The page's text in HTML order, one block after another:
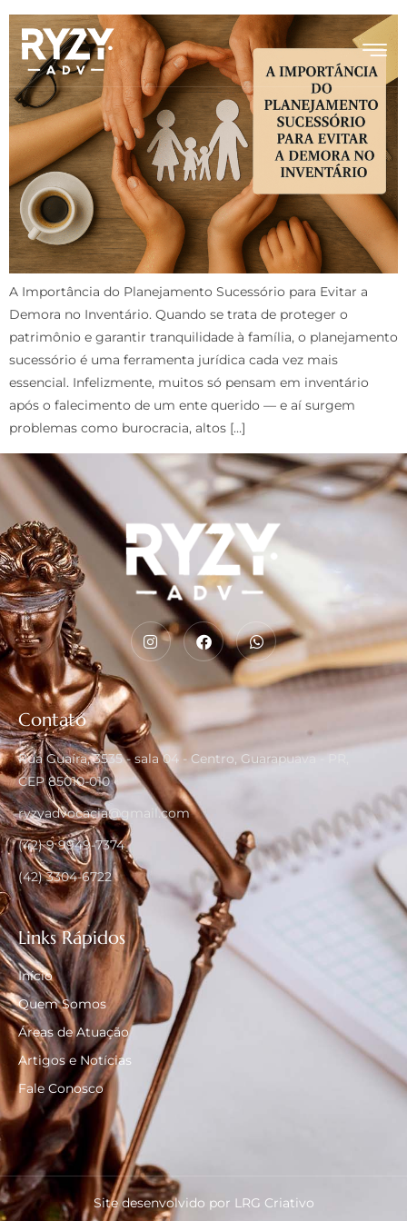
A Importância do Planejamento Sucessório para Evitar a
Demora no Inventário. Quando se trata de proteger o
patrimônio e garantir tranquilidade à família, o planejamento
sucessório é uma ferramenta jurídica cada vez mais
essencial. Infelizmente, muitos só pensam em inventário
após o falecimento de um ente querido — e aí surgem
problemas como burocracia, altos […]
Contato
Rua Guaíra, 3535 - sala 04 - Centro, Guarapuava - PR,
CEP 85010-010
ryzyadvocacia@gmail.com
(42) 9 9949-7374
(42) 3304-6722
Links Rápidos
Início
Quem Somos
Áreas de Atuação
Artigos e Notícias
Fale Conosco
Site desenvolvido por LRG Criativo